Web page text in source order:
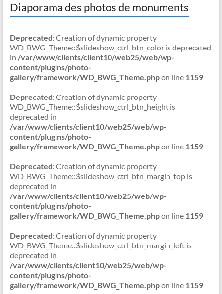
Diaporama des photos de monuments
Deprecated: Creation of dynamic property
WD_BWG_Theme::$slideshow_ctrl_btn_color is deprecated
in /var/www/clients/client10/web25/web/wp-
content/plugins/photo-
gallery/framework/WD_BWG_Theme.phpon line 1159
Deprecated: Creation of dynamic property
WD_BWG_Theme::$slideshow_ctrl_btn_height is
deprecated in
/var/www/clients/client10/web25/web/wp-
content/plugins/photo-
gallery/framework/WD_BWG_Theme.phpon line 1159
Deprecated: Creation of dynamic property
WD_BWG_Theme::$slideshow_ctrl_btn_margin_top is
deprecated in
/var/www/clients/client10/web25/web/wp-
content/plugins/photo-
gallery/framework/WD_BWG_Theme.phpon line 1159
Deprecated: Creation of dynamic property
WD_BWG_Theme::$slideshow_ctrl_btn_margin_left is
deprecated in
/var/www/clients/client10/web25/web/wp-
content/plugins/photo-
gallery/framework/WD_BWG_Theme.phpon line 1159